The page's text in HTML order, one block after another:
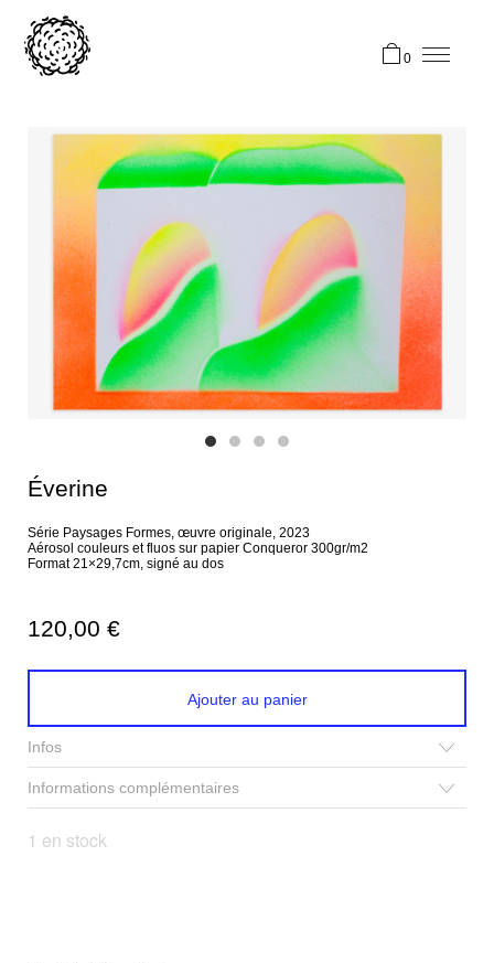
0
Éverine
Série Paysages Formes, œuvre originale, 2023
Aérosol couleurs et fluos sur papier Conqueror 300gr/m2
Format 21×29,7cm, signé au dos
120,00 €
1 en stock
Ajouter au panier
Infos
Informations complémentaires